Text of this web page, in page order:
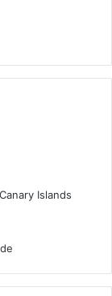
Islands